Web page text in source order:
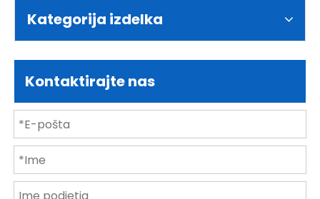
Kategorija izdelka
Kontaktirajte nas